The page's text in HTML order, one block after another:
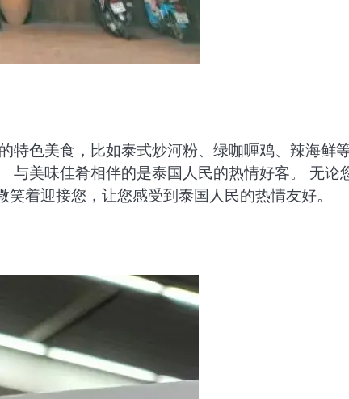
特色美食，比如泰式炒河粉、绿咖喱鸡、辣海鲜
与美味佳肴相伴的是泰国人民的热情好客。 无论
着迎接您，让您感受到泰国人民的热情友好。